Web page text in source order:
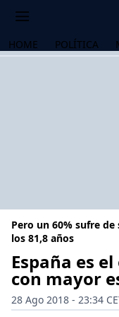
HOME POLÍTICA
Pero un 60% sufre
los 81,8 años
España es
con mayor
28 Ago 2018 - 23:34